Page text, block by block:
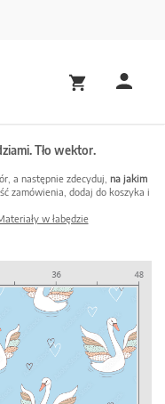
Tło wektor.
a następnie zdecyduj, na jakim
zamówienia, dodaj do koszyka i
w łabędzie